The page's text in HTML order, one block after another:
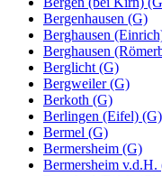
Bergenhausen (G)
Berghausen
Berghausen
Berglicht (G)
Bergweiler (G)
Berkoth (G)
Berlingen (Eifel) (G)
Bermel (G)
Bermersheim (G)
Bermersheim v.d.H.